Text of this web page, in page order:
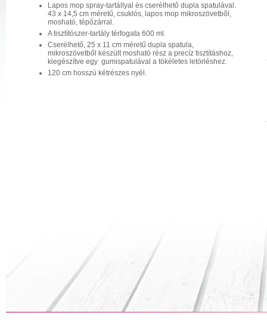
Lapos mop spray-tartállyal és cserélhető dupla spatulával.
43 x 14,5 cm méretű, csuklós, lapos mop mikroszövetből,
mosható, tépőzárral.
A tisztítószer-tartály térfogata 600 ml.
Cserélhető, 25 x 11 cm méretű dupla spatula,
mikroszövetből készült mosható rész a precíz tisztításhoz,
kiegészítve egy gumispatulával a tökéletes letörléshez.
120 cm hosszú kétrészes nyél.